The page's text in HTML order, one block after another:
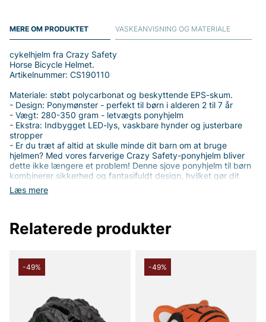
MERE OM PRODUKTET
Læs mere
cykelhjelm fra Crazy Safety
Horse Bicycle Helmet.
Artikelnummer: CS190110
Materiale: støbt polycarbonat og beskyttende EPS-skum.
- Design: Ponymønster - perfekt til børn i alderen 2 til 7 år
- Vægt: 280-350 gram - letvægts ponyhjelm
- Ekstra: Indbygget LED-lys, vaskbare hynder og justerbare
stropper
- Er du træt af altid at skulle minde dit barn om at bruge
hjelmen? Med vores farverige Crazy Safety-ponyhjelm bliver
dette ikke længere et problem! Denne sjove ponyhjelm til børn
kombinerer sikkerhed og fantasifuldt design, hvilket gør dit
barn begejstret for at bruge den under cykelture. Inspireret af
den søde og stærke pony giver denne hjelm dit barn en unik
er nødt til det, men fordi de vil.
- Vores Crazy Safety-ponyhjelme beskytter ikke kun dit barn,
hjelme over hele verden stoler tusindvis af forældre på os for at
beskytte deres børn. Hver ponyhjelm er fremstillet af letvægts
EPS-skum i formstøbt materiale, og dens justerbare pasform
cykling, skateboard eller rulleskøjteløb, er denne sjove hjelm
det sikre valg.
Crazy Safety-dyrehjelme passer til drenge og piger i alderen 2
VASKEANVISNING OG MATERIALE
Relaterede produkter
-49% -49%